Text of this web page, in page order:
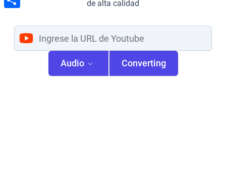
de alta calidad
Audio Converting